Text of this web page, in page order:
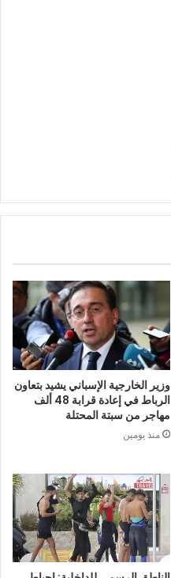
وزير الخارجية الإسباني يشيد بتعاون
الرباط في إعادة قرابة 48 ألف
مهاجر من سبتة المحتلة
منذ يومين